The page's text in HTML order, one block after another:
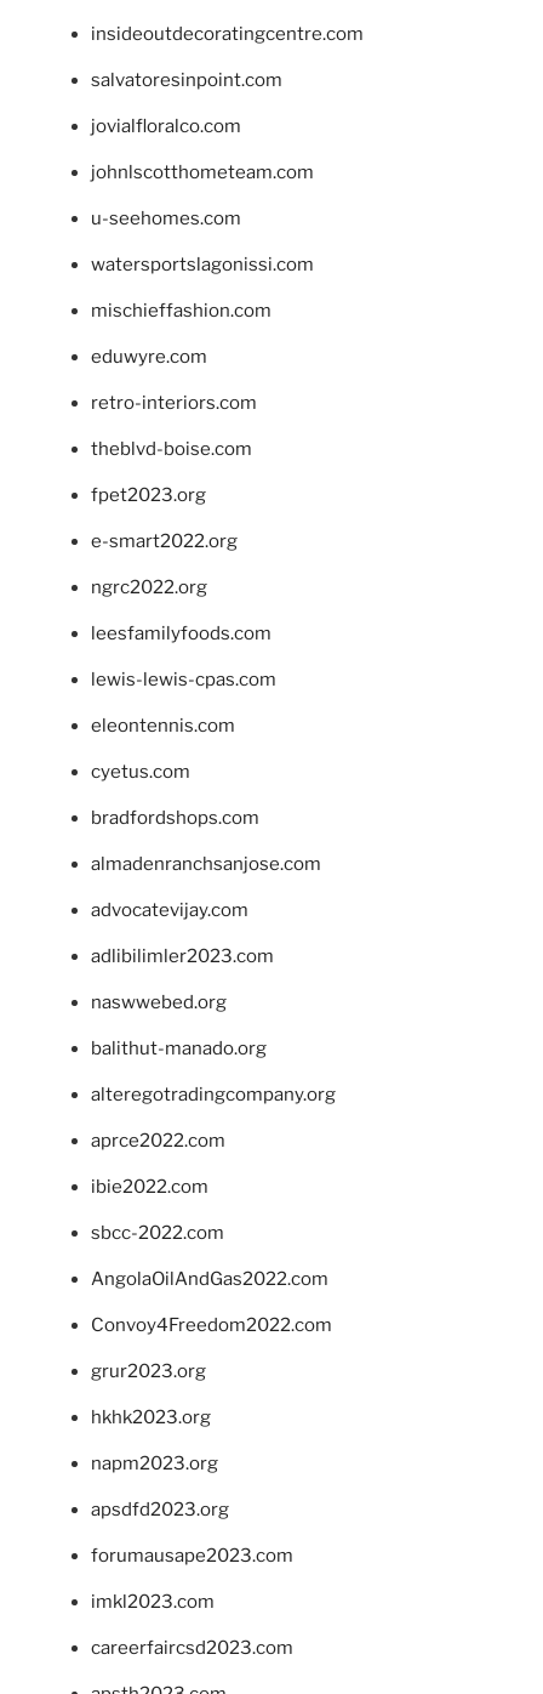
insideoutdecoratingcentre.com
salvatoresinpoint.com
jovialfloralco.com
johnlscotthometeam.com
u-seehomes.com
watersportslagonissi.com
mischieffashion.com
eduwyre.com
retro-interiors.com
theblvd-boise.com
fpet2023.org
e-smart2022.org
ngrc2022.org
leesfamilyfoods.com
lewis-lewis-cpas.com
eleontennis.com
cyetus.com
bradfordshops.com
almadenranchsanjose.com
advocatevijay.com
adlibilimler2023.com
naswwebed.org
balithut-manado.org
alteregotradingcompany.org
aprce2022.com
ibie2022.com
sbcc-2022.com
AngolaOilAndGas2022.com
Convoy4Freedom2022.com
grur2023.org
hkhk2023.org
napm2023.org
apsdfd2023.org
forumausape2023.com
imkl2023.com
careerfaircsd2023.com